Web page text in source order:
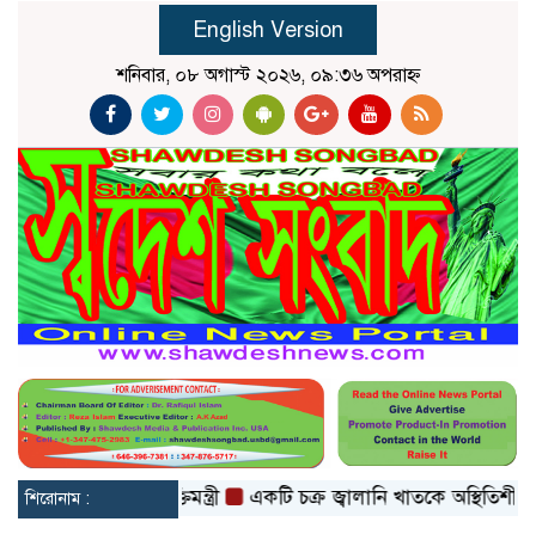
English Version
শনিবার, ০৮ অগাস্ট ২০২৬, ০৯:৩৬ অপরাহ্ন
শিরোনাম :
তথ্যপ্রযুক্তিমন্ত্রী একটি চক্র জ্বালানি খাতকে অস্থিতিশীল করার